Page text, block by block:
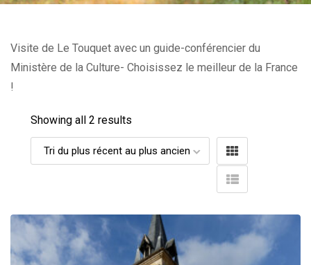
Visite de Le Touquet avec un guide-conférencier du
Ministère de la Culture- Choisissez le meilleur de la France
!
Showing all 2 results